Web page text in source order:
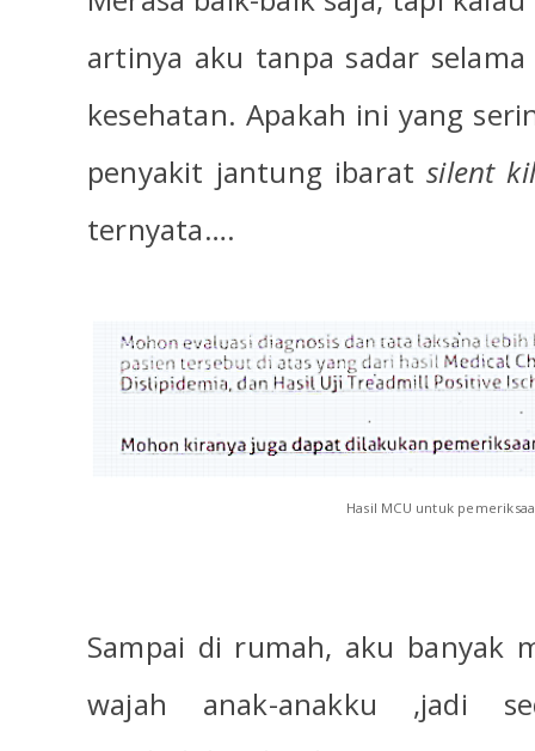
artinya aku tanpa sadar
kesehatan. Apakah ini yang
penyakit jantung ibaratsilent
ternyata….
Hasil MCU untuk
Sampai di rumah, aku banyak
wajah anak-anakku ,jadi